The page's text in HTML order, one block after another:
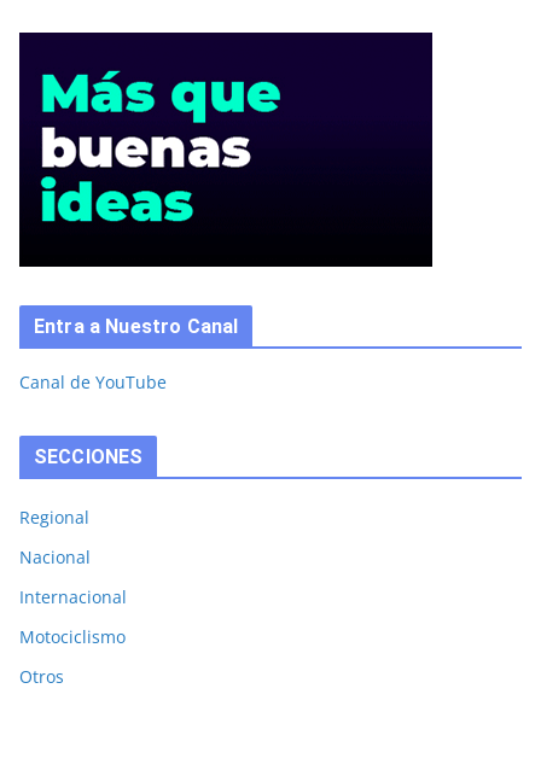
Entra a Nuestro Canal
Canal de YouTube
SECCIONES
Regional
Nacional
Internacional
Motociclismo
Otros